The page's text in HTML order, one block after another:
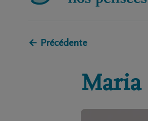
← Précédente
Maria